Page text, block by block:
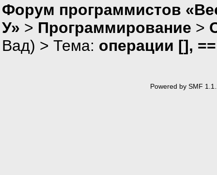
Форум программистов
У» > Программирование >
Вад) > Тема: операции [],
Powered by SMF